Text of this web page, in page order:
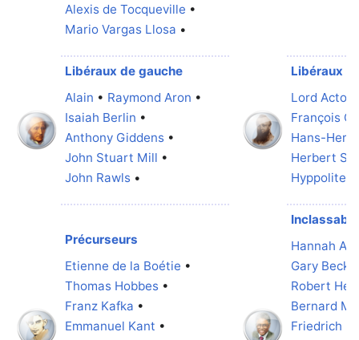
Alexis de Tocqueville •
Mario Vargas Llosa •
Libéraux de gauche
Alain • Raymond Aron •
Isaiah Berlin •
Anthony Giddens •
John Stuart Mill •
John Rawls •
Libéraux
Lord Acton
François
Hans-
Herbert
Hyppolite
Précurseurs
Etienne de la Boétie •
Thomas Hobbes •
Franz Kafka •
Emmanuel Kant •
Hannah
Gary
Robert
Bernard
Friedrich